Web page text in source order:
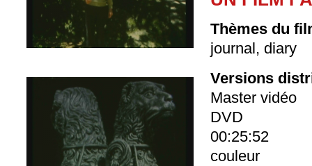
Thèmes du
journal, diary
Versions
Master vidéo
DVD
00:25:52
couleur